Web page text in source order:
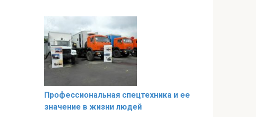
Профессиональная спецтехника и ее
значение в жизни людей